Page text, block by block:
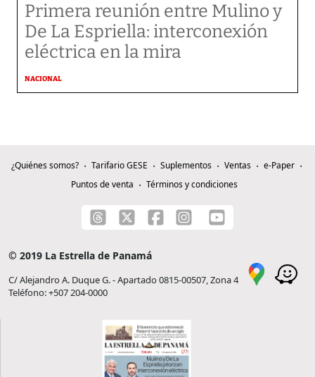
Primera reunión entre Mulino y
De La Espriella: interconexión
eléctrica en la mira
NACIONAL
¿Quiénes somos? Tarifario GESE Suplementos Ventas
e-Paper
Puntos de venta
Términos y condiciones
© 2019 La Estrella de Panamá
C/ Alejandro A. Duque G. - Apartado 0815-00507, Zona 4
Teléfono: +507 204-0000